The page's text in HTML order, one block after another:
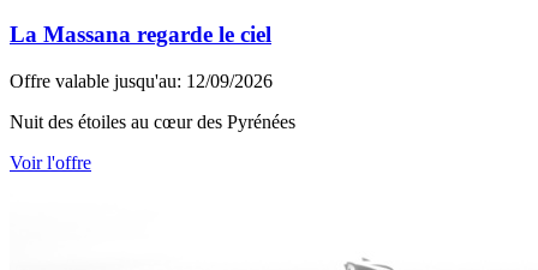
La Massana regarde le ciel
Offre valable jusqu'au: 12/09/2026
Nuit des étoiles au cœur des Pyrénées
Voir l'offre